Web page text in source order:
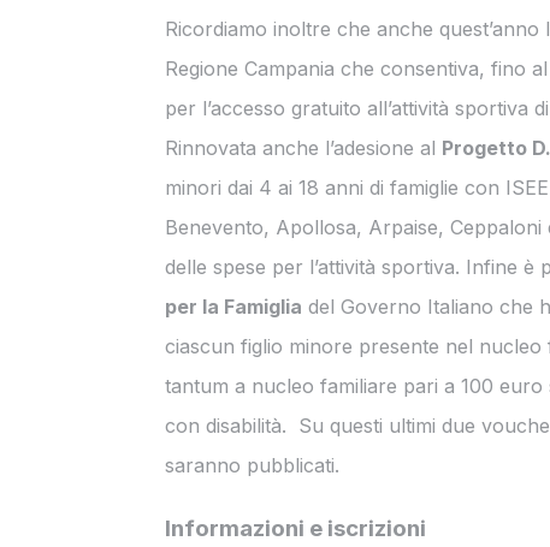
Ricordiamo inoltre che anche quest’anno
Regione Campania che consentiva, fino
per l’accesso gratuito all’attività sportiva
Rinnovata anche l’adesione al Progetto
minori dai 4 ai 18 anni di famiglie con
Benevento, Apollosa, Arpaise,
delle spese per l’attività sportiva. Infine è
per la Famiglia del Governo Italiano che
ciascun figlio minore presente nel
tantum a nucleo familiare pari a 100
con disabilità. Su questi ultimi due
saranno pubblicati.
Informazioni e iscrizioni